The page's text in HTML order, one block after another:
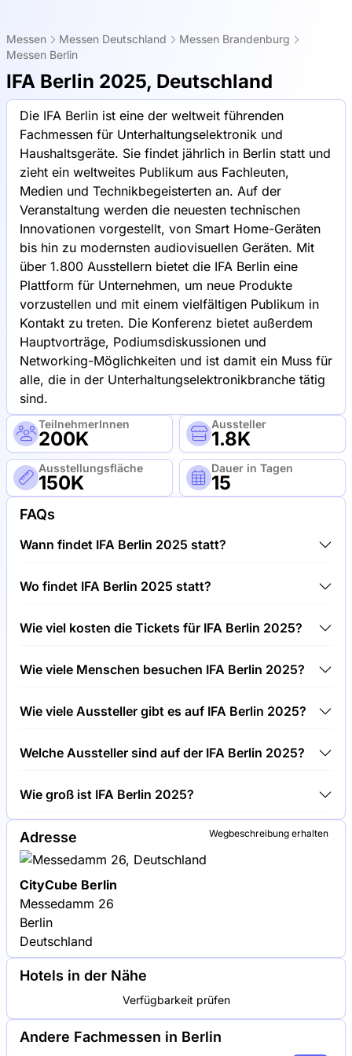
Messen Messen Deutschland
Messen Brandenburg
Messen Berlin
IFA Berlin 2025, Deutschland
Die IFA Berlin ist eine der weltweit führenden
Fachmessen für Unterhaltungselektronik und
Haushaltsgeräte. Sie findet jährlich in Berlin statt und
zieht ein weltweites Publikum aus Fachleuten,
Medien und Technikbegeisterten an. Auf der
Veranstaltung werden die neuesten technischen
Innovationen vorgestellt, von Smart Home-Geräten
bis hin zu modernsten audiovisuellen Geräten. Mit
über 1.800 Ausstellern bietet die IFA Berlin eine
Plattform für Unternehmen, um neue Produkte
vorzustellen und mit einem vielfältigen Publikum in
Kontakt zu treten. Die Konferenz bietet außerdem
Hauptvorträge, Podiumsdiskussionen und
Networking-Möglichkeiten und ist damit ein Muss für
alle, die in der Unterhaltungselektronikbranche tätig
sind.
TeilnehmerInnen
200K
Aussteller
1.8K
Ausstellungsfläche
150K
Dauer in Tagen
15
FAQs
Wann findet IFA Berlin 2025 statt?
10.09.2025 statt.
Wo findet IFA Berlin 2025 statt?
Deutschland statt.
Wie viel kosten die Tickets für IFA Berlin 2025?
Besucher.
Wie viele Menschen besuchen IFA Berlin 2025?
2025.
Wie viele Aussteller gibt es auf IFA Berlin 2025?
Berlin 2025.
Welche Aussteller sind auf der IFA Berlin 2025?
die auf IFA Berlin 2025 ausstellen.
Wie groß ist IFA Berlin 2025?
IFA Berlin 2025 umfasst eine Ausstellungsfläche von
150.000 Quadratmetern.
Wegbeschreibung erhalten
Adresse
CityCube Berlin
Messedamm 26
Berlin
Deutschland
Hotels in der Nähe
Verfügbarkeit prüfen
Andere Fachmessen in Berlin